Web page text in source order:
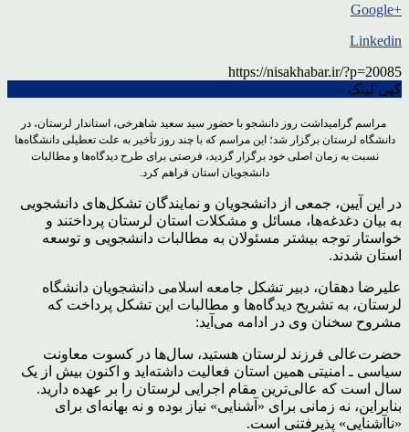
+Google
Linkedin
https://nisakhabar.ir/?p=20085
کپی لینک
مراسم گرامیداشت روز دانشجو با حضور سید سعید شاهرخی، استاندار لرستان، در
دانشگاه لرستان برگزار شد؛ این مراسم که با چند روز تأخیر به علت تعطیلی دانشگاه‌ها
نسبت به زمان اصلی خود برگزار گردید، فرصتی برای طرح دیدگاه‌ها و مطالبات
دانشجویان استان فراهم کرد.
در این آیین، جمعی از دانشجویان و نمایندگان تشکل‌های دانشجویی
به بیان دغدغه‌ها، مسائل و مشکلات استان لرستان پرداختند و
خواستار توجه بیشتر مسئولان به مطالبات دانشجویی و توسعه
استان شدند.
علیرضا دهقان، دبیر تشکل جامعه اسلامی دانشجویان دانشگاه
لرستان، به تشریح دیدگاه‌ها و مطالبات این تشکل پرداخت که
مشروح سخنان وی در ادامه می‌آید:
حضرت‌عالی فرزند لرستان هستید، سال‌ها در کسوت معاونت
سیاسی ـ امنیتی همین استان فعالیت داشته‌اید و اکنون بیش از یک
سال است که عالی‌ترین مقام اجرایی لرستان را بر عهده دارید.
بنابراین، نه زمانی برای «آشنایی» نیاز بوده و نه بهانه‌ای برای
«ناآشنایی» پذیرفتنی است.